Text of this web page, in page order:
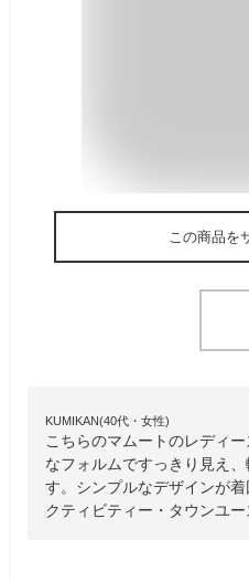
この商品を
KUMIKAN(40代・女性)
こちらのマムートのレディ
なフォルムですっきり見え
す。シンプルなデザインが
クティビティー・タウンユー